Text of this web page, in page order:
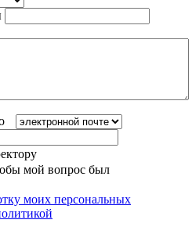
мой вопрос был
моих персональных